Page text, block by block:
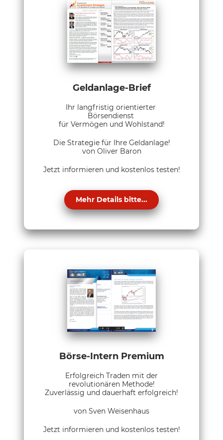
Geldanlage-Brief
Ihr langfristig orientierter
Börsendienst
für Vermögen und Wohlstand!
Die Strategie für Ihre Geldanlage!
von Oliver Baron
Jetzt informieren und kostenlos testen!
Mehr Details bitte...
Börse-Intern Premium
Erfolgreich Traden mit der
revolutionären Methode!
Zuverlässig und dauerhaft erfolgreich!
von Sven Weisenhaus
Jetzt informieren und kostenlos testen!